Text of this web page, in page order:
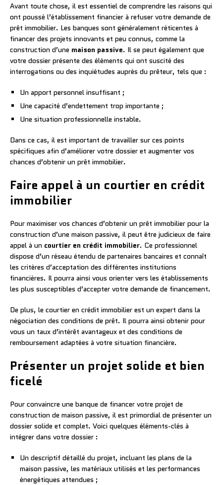
Avant toute chose, il est essentiel de comprendre les raisons qui
ont poussé l’établissement financier à refuser votre demande de
prêt immobilier. Les banques sont généralement réticentes à
financer des projets innovants et peu connus, comme la
construction d’une maison passive. Il se peut également que
votre dossier présente des éléments qui ont suscité des
interrogations ou des inquiétudes auprès du prêteur, tels que :
Un apport personnel insuffisant ;
Une capacité d’endettement trop importante ;
Une situation professionnelle instable.
Dans ce cas, il est important de travailler sur ces points
spécifiques afin d’améliorer votre dossier et augmenter vos
chances d’obtenir un prêt immobilier.
Faire appel à un courtier en crédit
immobilier
Pour maximiser vos chances d’obtenir un prêt immobilier pour la
construction d’une maison passive, il peut être judicieux de faire
appel à un courtier en crédit immobilier. Ce professionnel
dispose d’un réseau étendu de partenaires bancaires et connaît
les critères d’acceptation des différentes institutions
financières. Il pourra ainsi vous orienter vers les établissements
les plus susceptibles d’accepter votre demande de financement.
De plus, le courtier en crédit immobilier est un expert dans la
négociation des conditions de prêt. Il pourra ainsi obtenir pour
vous un taux d’intérêt avantageux et des conditions de
remboursement adaptées à votre situation financière.
Présenter un projet solide et bien
ficelé
Pour convaincre une banque de financer votre projet de
construction de maison passive, il est primordial de présenter un
dossier solide et complet. Voici quelques éléments-clés à
intégrer dans votre dossier :
Un descriptif détaillé du projet, incluant les plans de la
maison passive, les matériaux utilisés et les performances
énergétiques attendues ;